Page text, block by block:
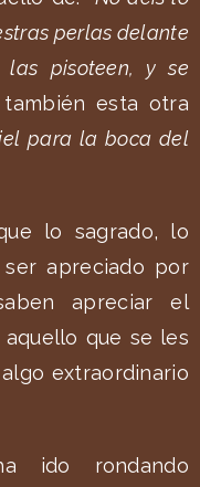
perlas delante
pisoteen, y se
esta otra
para la boca del
lo sagrado, lo
apreciado por
apreciar el
que se les
extraordinario
ido rondando